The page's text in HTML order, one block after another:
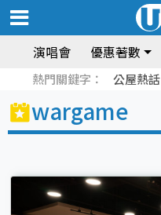
演唱會 優惠著數
熱門關鍵字： 公屋熱話
wargame